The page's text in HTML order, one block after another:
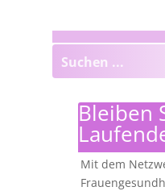
Bleiben
Mit dem